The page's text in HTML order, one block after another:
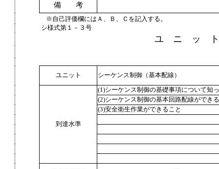
備 考
※自己評価欄にはＡ、Ｂ、Ｃを記入する。
シ様式第１－３号
ユ ニ ッ
ユニット シーケンス制御（基本配線）
到達水準
(1)シーケンス制御の基礎事項について知
(2)シーケンス制御の基本回路配線ができ
(3)安全衛生作業ができること